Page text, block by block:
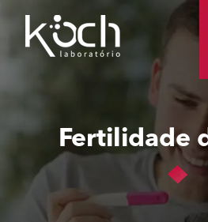
Fertilidade